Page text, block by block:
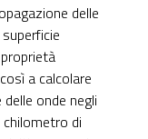
delle
a calcolare
onde negli
di